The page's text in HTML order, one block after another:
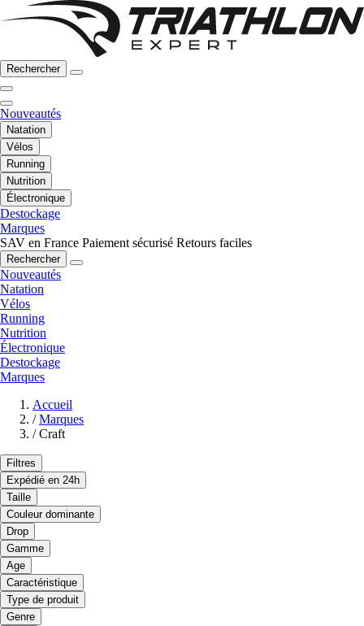
Rechercher
Nouveautés
Natation
Vélos
Running
Nutrition
Électronique
Destockage
Marques
SAV en France Paiement sécurisé Retours faciles
Rechercher
Nouveautés
Natation
Vélos
Running
Nutrition
Électronique
Destockage
Marques
Accueil
/ Marques
/ Craft
Filtres
Expédié en 24h
Taille
Couleur dominante
Drop
Gamme
Age
Caractéristique
Type de produit
Genre